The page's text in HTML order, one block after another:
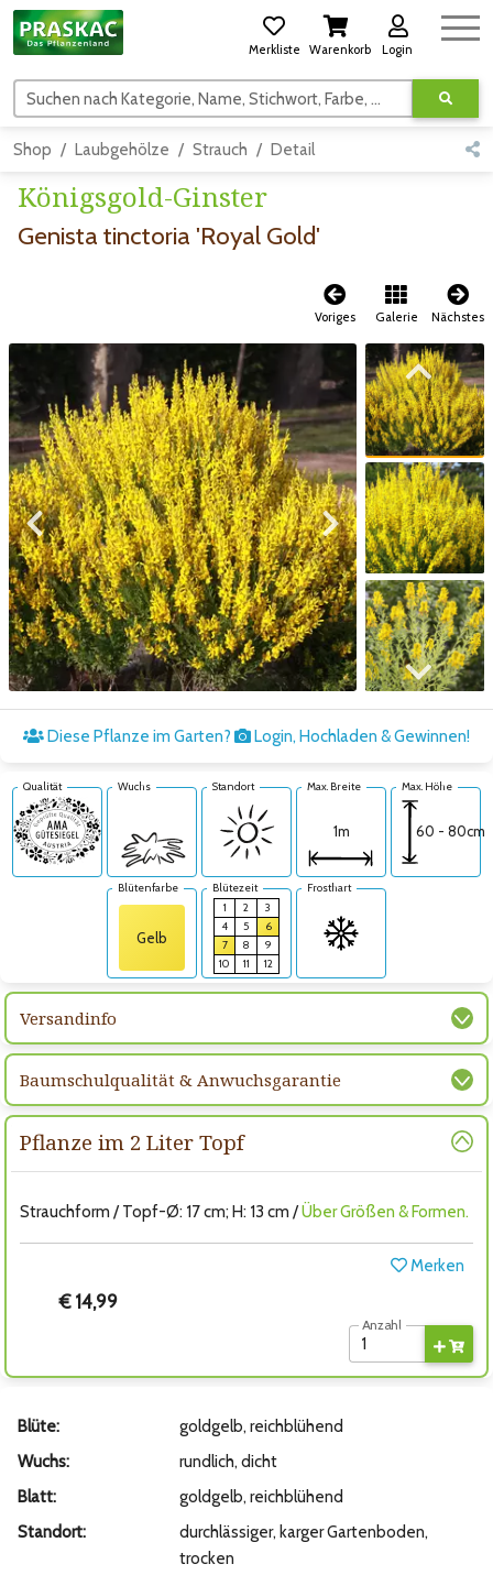
Merkliste Warenkorb Login
Suchen nach Kategorie, Name, Stichwort, Farbe, usw.
Shop Laubgehölze Strauch Detail
Königsgold-Ginster
Genista tinctoria 'Royal Gold'
Voriges Galerie Nächstes
Zum vorigen Bild Zum nächsten Bild
Zum vorigen Bild
Zum nächsten Bild
Diese Pflanze im Garten? Login, Hochladen & Gewinnen!
Qualität Wuchs Standort Max. Breite
1m
Max. Höhe
60 - 80cm
Blütenfarbe
Gelb
Blütezeit
1
2
3
4
5
6
7
8
9
10
11 12
Frosthart
Versandinfo
Baumschulqualität & Anwuchsgarantie
Pflanze im 2 Liter Topf
Strauchform / Topf-Ø: 17 cm; H: 13 cm /Über Größen & Formen.
Merken
€ 14,99
Anzahl
Blüte:
goldgelb, reichblühend
Wuchs:
rundlich, dicht
Blatt:
goldgelb, reichblühend
Standort:
durchlässiger, karger Gartenboden,
trocken